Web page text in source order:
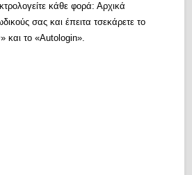
κάθε φορά: Αρχικά
σας και έπειτα τσεκάρετε το
και το «Autologin».